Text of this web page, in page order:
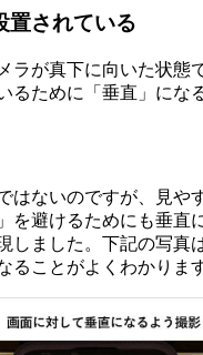
置されている
ラが真下に向いた状態
るために「垂直」にな
はないのですが、見や
を避けるためにも垂直
しました。下記の写真
ることがよくわかります